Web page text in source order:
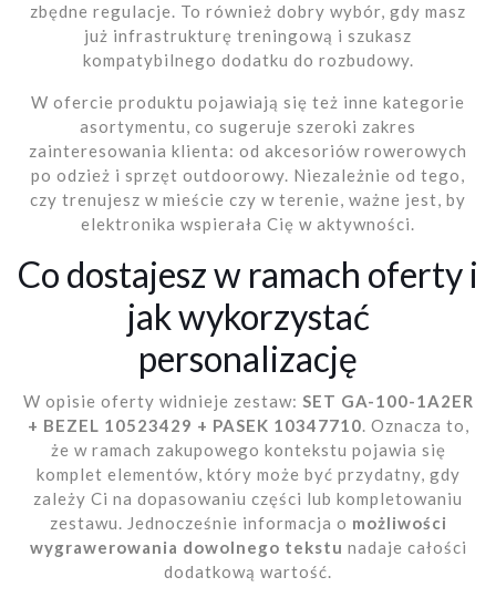
zbędne regulacje. To również dobry wybór, gdy masz
już infrastrukturę treningową i szukasz
kompatybilnego dodatku do rozbudowy.
W ofercie produktu pojawiają się też inne kategorie
asortymentu, co sugeruje szeroki zakres
zainteresowania klienta: od akcesoriów rowerowych
po odzież i sprzęt outdoorowy. Niezależnie od tego,
czy trenujesz w mieście czy w terenie, ważne jest, by
elektronika wspierała Cię w aktywności.
Co dostajesz w ramach oferty i
jak wykorzystać
personalizację
W opisie oferty widnieje zestaw: SET GA-100-1A2ER
+ BEZEL 10523429 + PASEK 10347710. Oznacza to,
że w ramach zakupowego kontekstu pojawia się
komplet elementów, który może być przydatny, gdy
zależy Ci na dopasowaniu części lub kompletowaniu
zestawu. Jednocześnie informacja o możliwości
wygrawerowania dowolnego tekstu nadaje całości
dodatkową wartość.